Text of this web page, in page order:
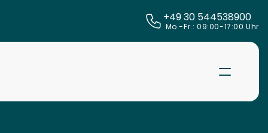
+49 30 544538900
Mo.-Fr.: 09:00-17:00 Uhr